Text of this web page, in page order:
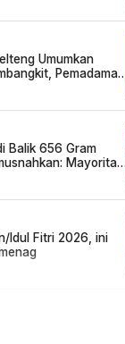
Umumkan
Pemadaman
Balik 656 Gram
Mayoritas
Idul Fitri 2026, ini